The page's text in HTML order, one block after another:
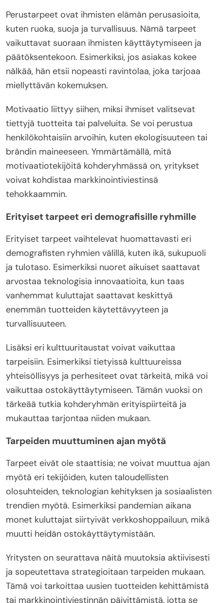
Perustarpeet ovat ihmisten elämän perusasioita,
kuten ruoka, suoja ja turvallisuus. Nämä tarpeet
vaikuttavat suoraan ihmisten käyttäytymiseen ja
päätöksentekoon. Esimerkiksi, jos asiakas kokee
nälkää, hän etsii nopeasti ravintolaa, joka tarjoaa
miellyttävän kokemuksen.
Motivaatio liittyy siihen, miksi ihmiset valitsevat
tiettyjä tuotteita tai palveluita. Se voi perustua
henkilökohtaisiin arvoihin, kuten ekologisuuteen tai
brändin maineeseen. Ymmärtämällä, mitä
motivaatiotekijöitä kohderyhmässä on, yritykset
voivat kohdistaa markkinointiviestinsä
tehokkaammin.
Erityiset tarpeet eri demografisille ryhmille
Erityiset tarpeet vaihtelevat huomattavasti eri
demografisten ryhmien välillä, kuten ikä, sukupuoli
ja tulotaso. Esimerkiksi nuoret aikuiset saattavat
arvostaa teknologisia innovaatioita, kun taas
vanhemmat kuluttajat saattavat keskittyä
enemmän tuotteiden käytettävyyteen ja
turvallisuuteen.
Lisäksi eri kulttuuritaustat voivat vaikuttaa
tarpeisiin. Esimerkiksi tietyissä kulttuureissa
yhteisöllisyys ja perhesiteet ovat tärkeitä, mikä voi
vaikuttaa ostokäyttäytymiseen. Tämän vuoksi on
tärkeää tutkia kohderyhmän erityispiirteitä ja
mukauttaa tarjontaa niiden mukaan.
Tarpeiden muuttuminen ajan myötä
Tarpeet eivät ole staattisia; ne voivat muuttua ajan
myötä eri tekijöiden, kuten taloudellisten
olosuhteiden, teknologian kehityksen ja sosiaalisten
trendien myötä. Esimerkiksi pandemian aikana
monet kuluttajat siirtyivät verkkoshoppailuun, mikä
muutti heidän ostokäyttäytymistään.
Yritysten on seurattava näitä muutoksia aktiivisesti
ja sopeutettava strategioitaan tarpeiden mukaan.
Tämä voi tarkoittaa uusien tuotteiden kehittämistä
tai markkinointiviestinnän päivittämistä, jotta se